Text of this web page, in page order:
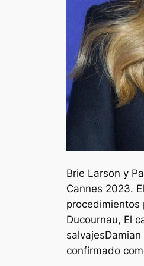
Brie Larson y
Cannes 2023.
procedimientos
Ducournau, El
salvajes
confirmado